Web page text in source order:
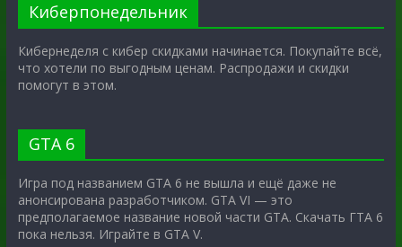
Киберпонедельник
Кибернеделя с кибер скидками начинается. Покупайте всё,
что хотели по выгодным ценам. Распродажи и скидки
помогут в этом.
GTA 6
Игра под названием GTA 6 не вышла и ещё даже не
анонсирована разработчиком. GTA VI — это
предполагаемое название новой части GTA. Скачать ГТА 6
пока нельзя. Играйте в GTA V.